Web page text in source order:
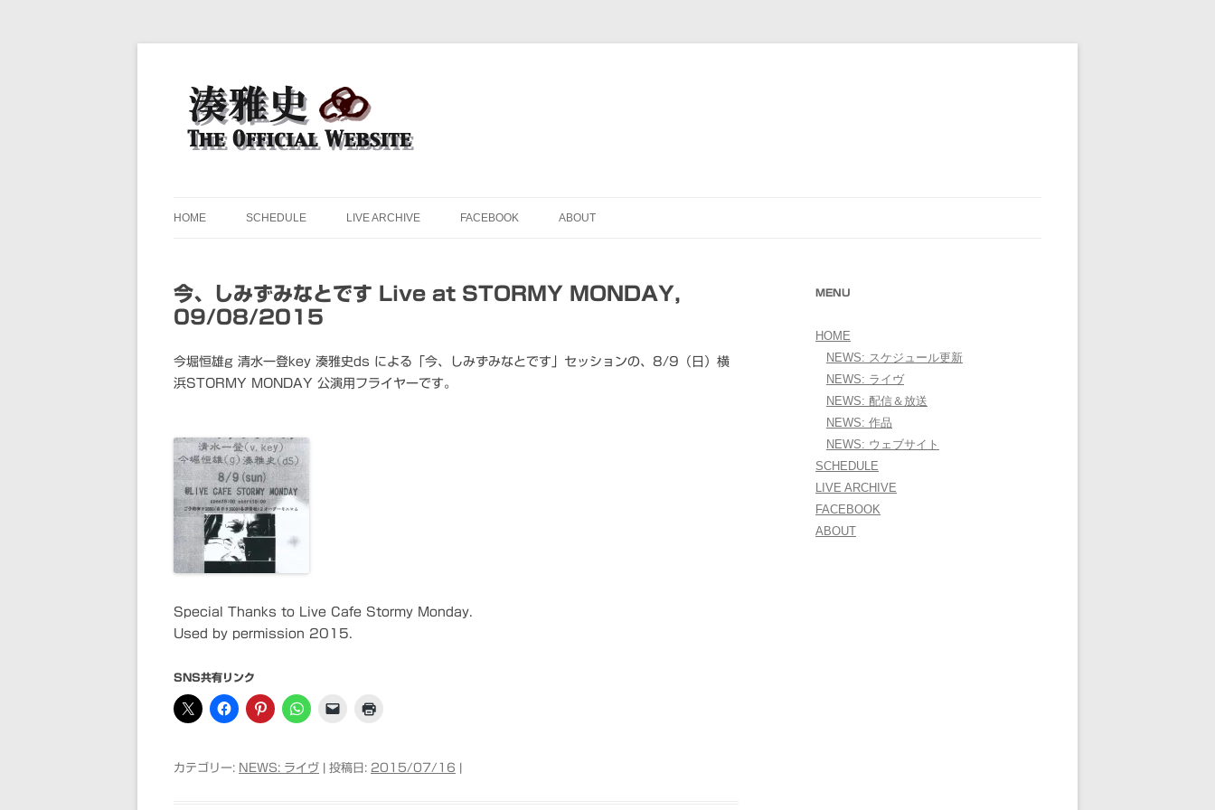
湊雅史オフィシャル・ウェブサイト＜Masafumi Minato THE OFFICIAL WEBSITE＞
HOME SCHEDULE LIVE ARCHIVE FACEBOOK ABOUT
今、しみずみなとです Live at STORMY MONDAY,
09/08/2015
今堀恒雄g 清水一登key 湊雅史ds による「今、しみずみなとです」セッションの、8/9（日）横
浜STORMY MONDAY 公演用フライヤーです。
Special Thanks to Live Cafe Stormy Monday.
Used by permission 2015.
SNS共有リンク
カテゴリー: NEWS: ライヴ | 投稿日: 2015/07/16
MENU
HOME
NEWS: スケジュール更新
NEWS: ライヴ
NEWS: 配信＆放送
NEWS: 作品
NEWS: ウェブサイト
SCHEDULE
LIVE ARCHIVE
FACEBOOK
ABOUT